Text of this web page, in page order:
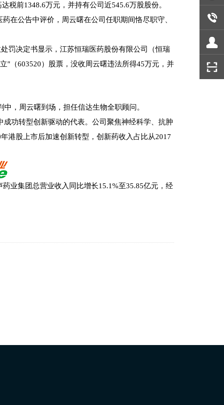
税前1348.6万元，并持有公司近545.6万股股份。
在公告中评价，周云曙在公司任职期间恪尽职守、
罚决定书显示，江苏恒瑞医药股份有限公司（恒瑞
"（603520）股票，没收周云曙违法所得45万元，并
，周云曙到场，担任信达生物全职顾问。
功转型创新驱动的代表。公司聚焦神经科学、抗肿
港股上市后加速创新转型，创新药收入占比从2017
业集团总营业收入同比增长15.1%至35.85亿元，经